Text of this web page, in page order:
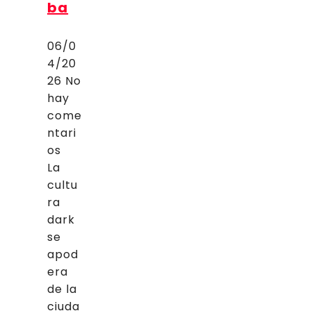
ba
06/0
4/20
26 No
hay
come
ntari
os
La
cultu
ra
dark
se
apod
era
de la
ciuda